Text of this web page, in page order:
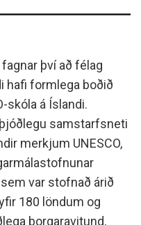
því að félag
hafi formlega boðið
skóla á Íslandi.
samstarfsneti
merkjum UNESCO,
var stofnað árið
180 löndum og
borgaravitund,